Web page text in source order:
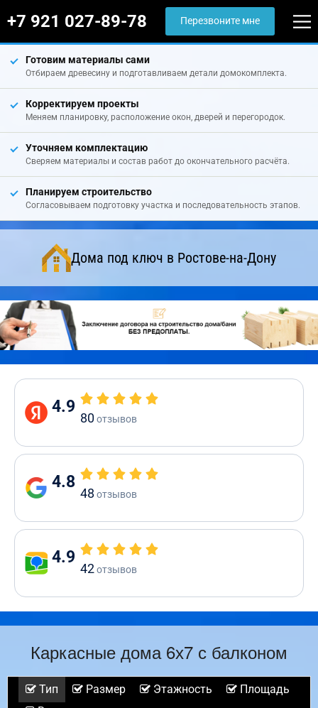
+7 921 027-89-78 Перезвоните мне
Готовим материалы сами
Отбираем древесину и подготавливаем детали домокомплекта.
Корректируем проекты
Меняем планировку, расположение окон, дверей и перегородок.
Уточняем комплектацию
Сверяем материалы и состав работ до окончательного расчёта.
Планируем строительство
Согласовываем подготовку участка и последовательность этапов.
Дома под ключ в Ростове-на-Дону
4.9
80отзывов
4.8
48 отзывов
4.9
42отзывов
Каркасные дома 6х7 с балконом
Тип Размер Этажность
Площадь